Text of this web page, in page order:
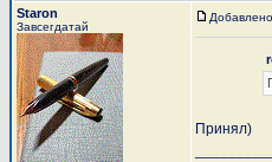
Staron
Завсегдатай
Принял)